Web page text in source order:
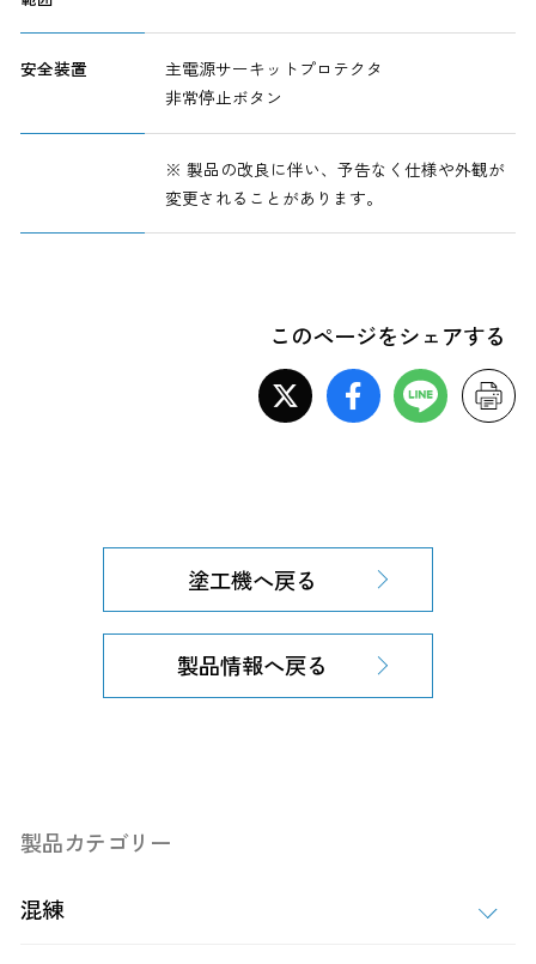
安全装置
主電源サーキットプロテクタ
非常停止ボタン
※ 製品の改良に伴い、予告なく仕様や外観が
変更されることがあります。
このページをシェアする
塗工機へ戻る
製品情報へ戻る
製品カテゴリー
混練